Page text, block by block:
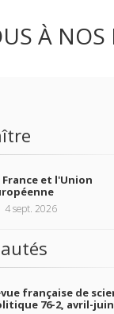
À NOS
France et l'Union
4 sept. 2026
française de
76-2, avril-juin